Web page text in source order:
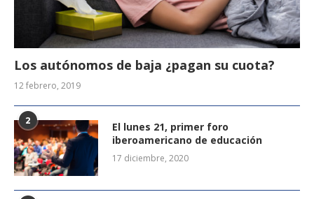
Los autónomos de baja ¿pagan su cuota?
12 febrero, 2019
2
El lunes 21, primer foro
iberoamericano de educación
17 diciembre, 2020